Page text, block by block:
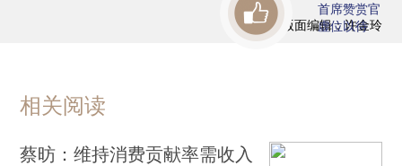
版面编辑：许金玲
首席赞赏官
虚位以待
相关阅读
蔡昉：维持消费贡献率需收入